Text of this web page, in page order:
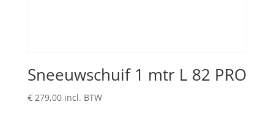
Sneeuwschuif 1 mtr L 82 PRO
€279,00 incl. BTW